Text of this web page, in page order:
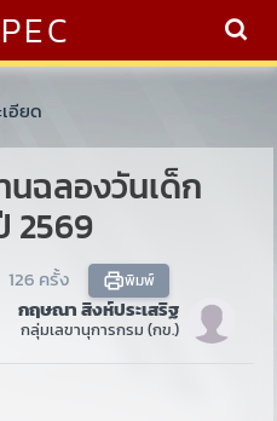
อียด
ฉลองวันเด็ก
2569
126 ครั้ง พิมพ์
กฤษณา สิงห์ประเสริฐ
กลุ่มเลขานุการกรม (กข.)